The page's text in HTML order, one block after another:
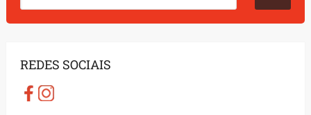
REDES SOCIAIS